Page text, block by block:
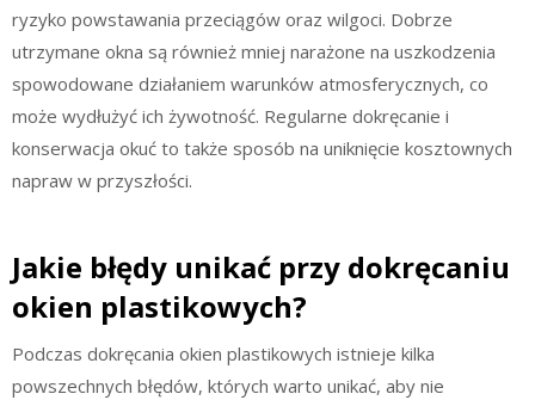
ryzyko powstawania przeciągów oraz wilgoci. Dobrze
utrzymane okna są również mniej narażone na uszkodzenia
spowodowane działaniem warunków atmosferycznych, co
może wydłużyć ich żywotność. Regularne dokręcanie i
konserwacja okuć to także sposób na uniknięcie kosztownych
napraw w przyszłości.
Jakie błędy unikać przy dokręcaniu
okien plastikowych?
Podczas dokręcania okien plastikowych istnieje kilka
powszechnych błędów, których warto unikać, aby nie